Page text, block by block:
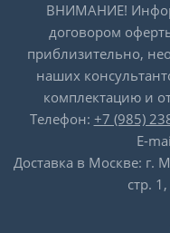
ВНИМАНИЕ!
договором
приблизительно,
наших
комплектацию и
Телефон: +7 (985)
E-
Доставка в Москве: г.
стр.